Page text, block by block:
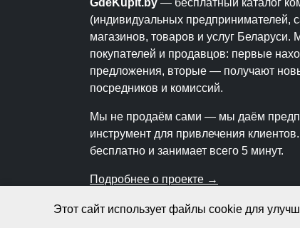
GdeKupit.by — бесплатный каталог
(индивидуальных предпринимателей,
магазинов, товаров и услуг
покупателей и продавцов: первые
предложения, вторые — получают
посредников и комиссий.
Мы не продаём сами — мы даём
инструмент для привлечения
бесплатно и занимает всего 5 минут.
Подробнее о проекте →
Этот сайт использует файлы cookie для